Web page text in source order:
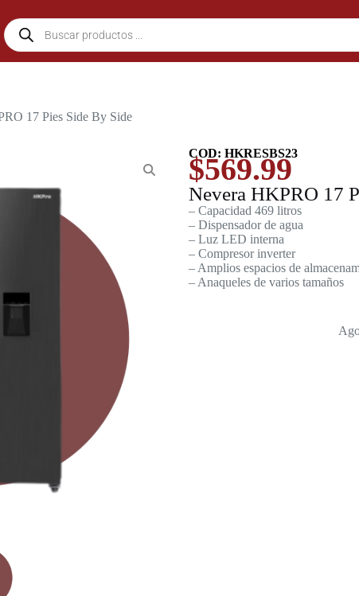
17 Pies Side By Side
COD: HKRESBS23
$569.99
Nevera HKPRO 17
– Capacidad 469 litros
– Dispensador de agua
– Luz LED interna
– Compresor inverter
– Amplios espacios de
– Anaqueles de varios tamaños